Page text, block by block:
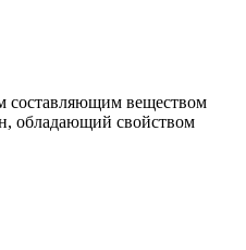
составляющим веществом
обладающий свойством